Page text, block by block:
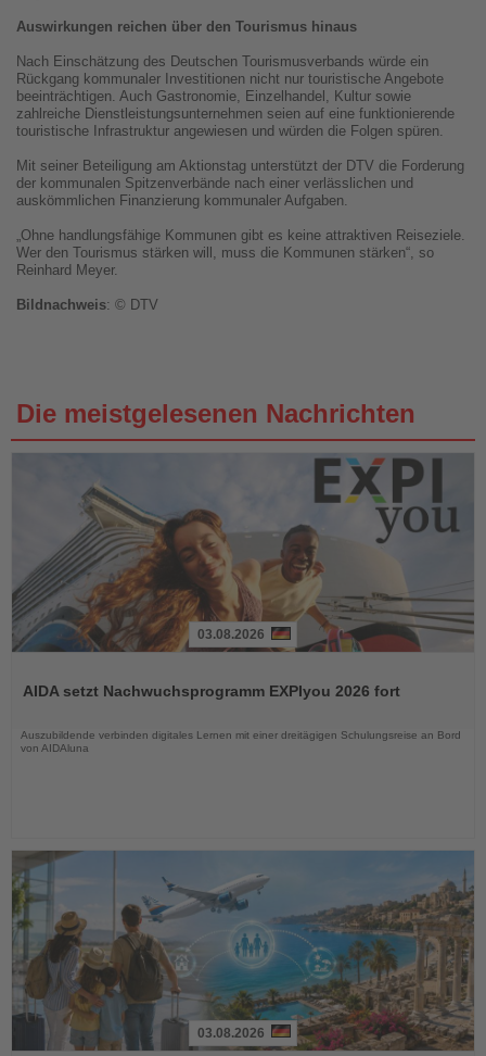
Auswirkungen reichen über den Tourismus hinaus
Nach Einschätzung des Deutschen Tourismusverbands würde ein
Rückgang kommunaler Investitionen nicht nur touristische Angebote
beeinträchtigen. Auch Gastronomie, Einzelhandel, Kultur sowie
zahlreiche Dienstleistungsunternehmen seien auf eine funktionierende
touristische Infrastruktur angewiesen und würden die Folgen spüren.
Mit seiner Beteiligung am Aktionstag unterstützt der DTV die Forderung
der kommunalen Spitzenverbände nach einer verlässlichen und
auskömmlichen Finanzierung kommunaler Aufgaben.
„Ohne handlungsfähige Kommunen gibt es keine attraktiven Reiseziele.
Wer den Tourismus stärken will, muss die Kommunen stärken“, so
Reinhard Meyer.
Bildnachweis: © DTV
Die meistgelesenen Nachrichten
die
03.08.2026
AIDA setzt Nachwuchsprogramm EXPIyou 2026 fort
Auszubildende verbinden digitales Lernen mit einer dreitägigen Schulungsreise an Bord
von AIDAluna
03.08.2026